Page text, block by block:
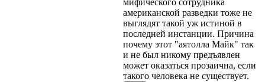
мифического сотрудника
американской разведки тоже не
выглядят такой уж истиной в
последней инстанции. Причина
почему этот "аятолла Майк" так
и не был никому предъявлен
может оказаться прозаична, если
такого человека не существует.